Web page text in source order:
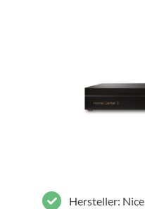
Hersteller: Nice